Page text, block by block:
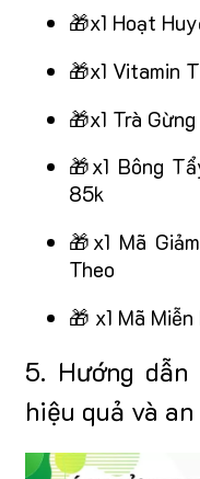
🎁x1 Hoạt
🎁x1 Vitamin
🎁x1 Trà
🎁x1 Bông
85k
🎁x1 Mã
Theo
🎁 x1 Mã
5. Hướng
hiệu quả và